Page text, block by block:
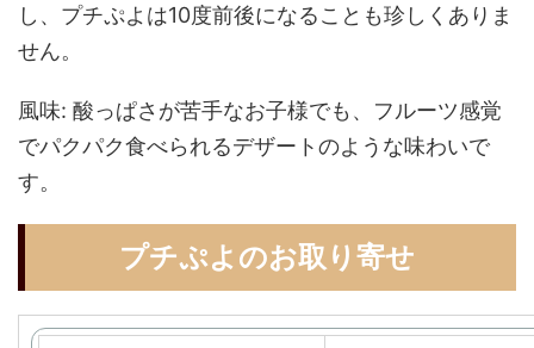
し、プチぷよは10度前後になることも珍しくありま
せん。
風味: 酸っぱさが苦手なお子様でも、フルーツ感覚
でパクパク食べられるデザートのような味わいで
す。
プチぷよのお取り寄せ